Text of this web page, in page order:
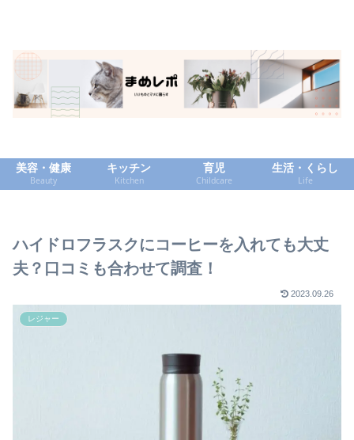
美容・健康
Beauty
キッチン
Kitchen
育児
Childcare
生活・くらし
Life
ハイドロフラスクにコーヒーを入れても大丈
夫？口コミも合わせて調査！
2023.09.26
レジャー